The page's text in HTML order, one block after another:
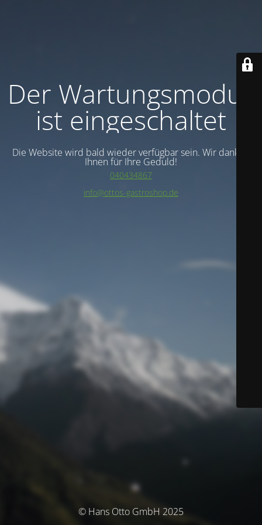
Der Wartungsmodus
ist eingeschaltet
Die Website wird bald wieder verfügbar sein. Wir danken
Ihnen für Ihre Geduld!
040434867
info@ottos-gastroshop.de
© Hans Otto GmbH 2025